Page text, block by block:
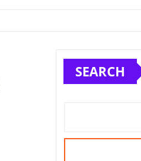
SEARCH